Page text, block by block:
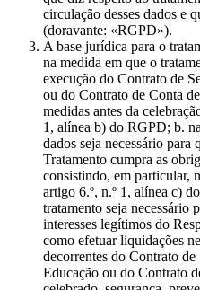
circulação desses dados e
(doravante: «RGPD»).
A base jurídica para o
na medida em que o
execução do Contrato de
ou do Contrato de Conta
medidas antes da
1, alínea b) do RGPD; b.
dados seja necessário para
Tratamento cumpra as
consistindo, em particular,
artigo 6.º, n.º 1, alínea c)
tratamento seja necessário
interesses legítimos do
como efetuar liquidações
decorrentes do Contrato
Educação ou do Contrato